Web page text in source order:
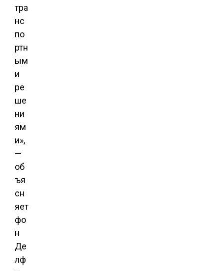
тра
нс
по
ртн
ым
и
ре
ше
ни
ям
и»,
—
об
ъя
сн
яет
фо
н
Де
лф